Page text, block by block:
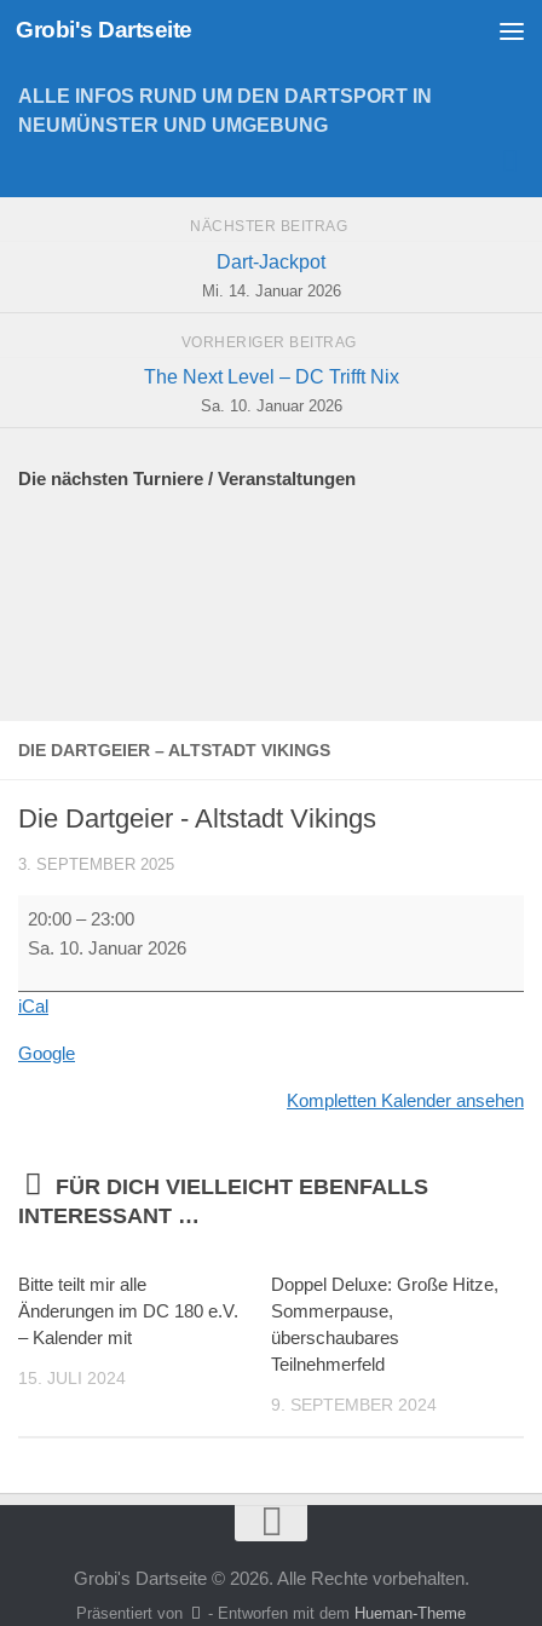
Zum Inhalt springen
Grobi's Dartseite
DIE DARTGEIER – ALTSTADT VIKINGS
Die Dartgeier - Altstadt Vikings
3. SEPTEMBER 2025
Die
Dartgeier
Altstadt
20:00 – 23:00
Sa. 10. Januar 2026
iCal
Google
Kompletten Kalender ansehen
FÜR DICH VIELLEICHT EBENFALLS
INTERESSANT …
Bitte teilt mir alle
Änderungen im DC 180 e.V.
– Kalender mit
15. JULI 2024
Doppel Deluxe: Große Hitze,
Sommerpause,
überschaubares
Teilnehmerfeld
9. SEPTEMBER 2024
ALLE INFOS RUND UM DEN DARTSPORT IN
NEUMÜNSTER UND UMGEBUNG
NÄCHSTER BEITRAG
Dart-Jackpot
Mi. 14. Januar 2026
VORHERIGER BEITRAG
The Next Level – DC Trifft Nix
Sa. 10. Januar 2026
Die nächsten Turniere / Veranstaltungen
Grobi's Dartseite © 2026. Alle Rechte vorbehalten.
Präsentiert von - Entworfen mit dem Hueman-Theme